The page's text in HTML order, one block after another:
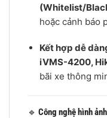
(Whitelist/
hoặc cảnh báo
Kết hợp dễ
iVMS-4200,
bãi xe thông
🔹 Công nghệ hình